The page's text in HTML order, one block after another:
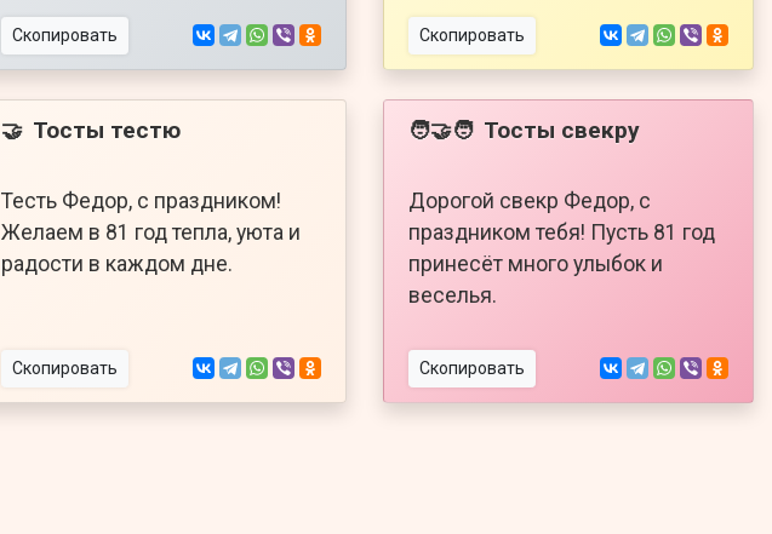
Скопировать Скопировать
🤝 Тосты тестю
Тесть Федор, с праздником!
Желаем в 81 год тепла, уюта и
радости в каждом дне.
Скопировать
🧑‍🤝‍🧑 Тосты свекру
Дорогой свекр Федор, с
праздником тебя! Пусть 81 год
принесёт много улыбок и
веселья.
Скопировать